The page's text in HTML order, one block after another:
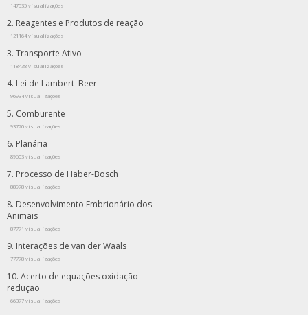
147535 visualizações
Reagentes e Produtos de reação
121164 visualizações
Transporte Ativo
118438 visualizações
Lei de Lambert–Beer
96934 visualizações
Comburente
93720 visualizações
Planária
89603 visualizações
Processo de Haber-Bosch
88978 visualizações
Desenvolvimento Embrionário dos
Animais
87771 visualizações
Interações de van der Waals
77778 visualizações
Acerto de equações oxidação-
redução
66377 visualizações